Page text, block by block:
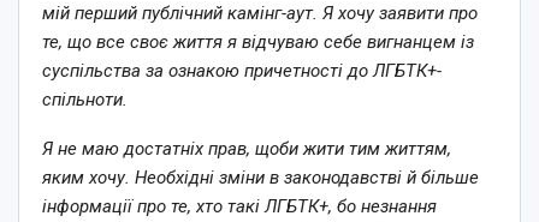
мій перший публічний камінг-аут. Я хочу заявити про
те, що все своє життя я відчуваю себе вигнанцем із
суспільства за ознакою причетності до ЛГБТК+-
спільноти.
Я не маю достатніх прав, щоби жити тим життям,
яким хочу. Необхідні зміни в законодавстві й більше
інформації про те, хто такі ЛГБТК+, бо незнання